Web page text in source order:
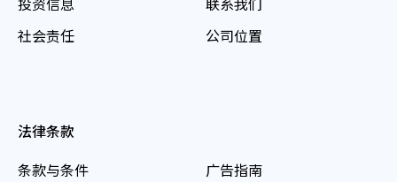
社会责任
公司位置
法律条款
条款与条件
广告指南